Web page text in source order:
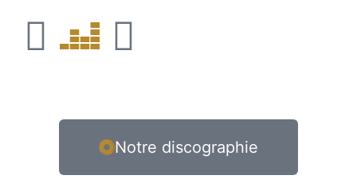
Notre discographie